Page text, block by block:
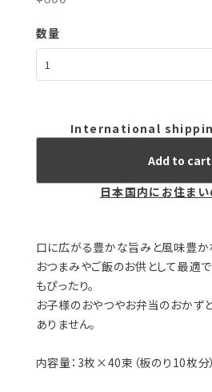
数量
International
Add to cart
日本国内にお住ま
口に広がる豊かな旨みと風味豊か
おつまみやご飯のお供として最適
もぴったり。
お子様のおやつやお弁当のおかず
ありません。
内容量：3枚×40束（板のり10枚分）